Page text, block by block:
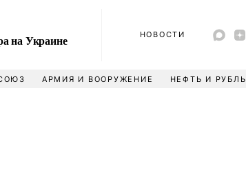
на Украине НОВОСТИ
АРМИЯ И ВООРУЖЕНИЕ НЕФТЬ И РУБЛЬ